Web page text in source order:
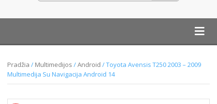
Pradžia / Multimedijos /Android / Toyota Avensis T250 2003 – 2009
Multimedija Su Navigacija Android 14